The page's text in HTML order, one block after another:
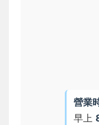
營業
早上